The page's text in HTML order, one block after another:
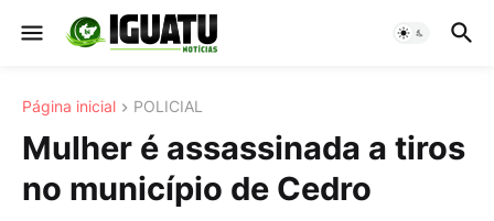
Página inicial POLICIAL
Mulher é assassinada a tiros
no município de Cedro